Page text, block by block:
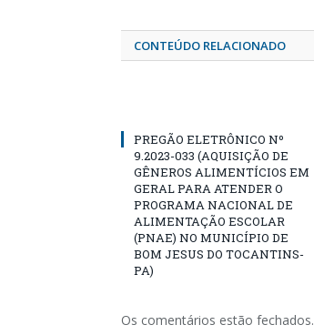
CONTEÚDO RELACIONADO
PREGÃO ELETRÔNICO Nº
9.2023-033 (AQUISIÇÃO DE
GÊNEROS ALIMENTÍCIOS EM
GERAL PARA ATENDER O
PROGRAMA NACIONAL DE
ALIMENTAÇÃO ESCOLAR
(PNAE) NO MUNICÍPIO DE
BOM JESUS DO TOCANTINS-
PA)
Os comentários estão fechados.